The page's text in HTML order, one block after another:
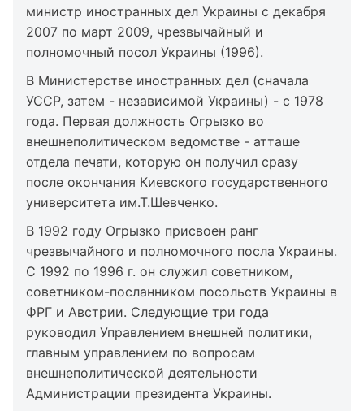
министр иностранных дел Украины с декабря
2007 по март 2009, чрезвычайный и
полномочный посол Украины (1996).
В Министерстве иностранных дел (сначала
УССР, затем - независимой Украины) - с 1978
года. Первая должность Огрызко во
внешнеполитическом ведомстве - атташе
отдела печати, которую он получил сразу
после окончания Киевского государственного
университета им.Т.Шевченко.
В 1992 году Огрызко присвоен ранг
чрезвычайного и полномочного посла Украины.
С 1992 по 1996 г. он служил советником,
советником-посланником посольств Украины в
ФРГ и Австрии. Следующие три года
руководил Управлением внешней политики,
главным управлением по вопросам
внешнеполитической деятельности
Администрации президента Украины.